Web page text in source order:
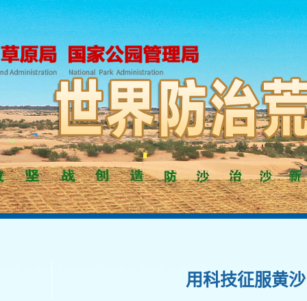
用科技征服黄